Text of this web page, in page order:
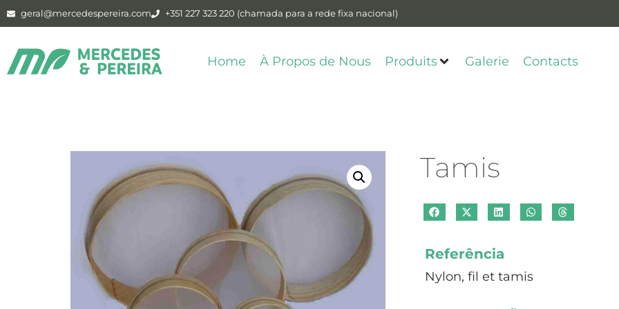
geral@mercedespereira.com +351 227 323 220 (chamada para a rede fixa nacional)
Home À Propos de Nous Produits Galerie Contacts
Tamis
Referência
Nylon, fil et tamis